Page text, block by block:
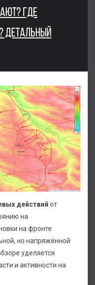
ГДЕ
ДЕТАЛЬНЫЙ
действий от
на
на фронте
но напряжённой
уделяется
и активности на